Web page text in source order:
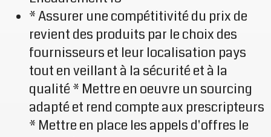
* Assurer une compétitivité du prix de
revient des produits par le choix des
fournisseurs et leur localisation pays
tout en veillant à la sécurité et à la
qualité * Mettre en oeuvre un sourcing
adapté et rend compte aux prescripteurs
* Mettre en place les appels d'offres le